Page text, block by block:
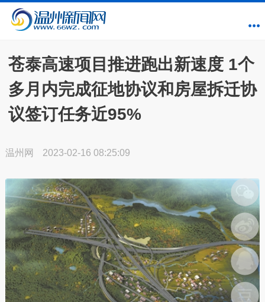
苍泰高速项目推进跑出新速度 1个
多月内完成征地协议和房屋拆迁协
议签订任务近95%
温州网 2023-02-16 08:25:09